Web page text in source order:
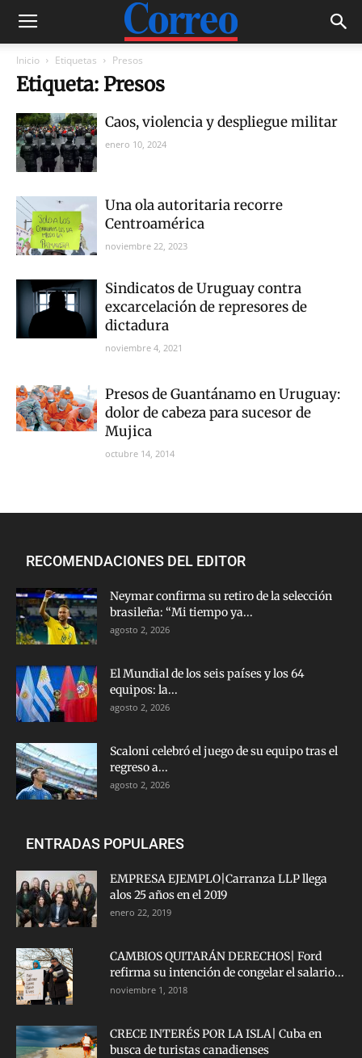
Inicio Etiquetas Presos
Etiqueta: Presos
Caos, violencia y despliegue militar
enero 10, 2024
Una ola autoritaria recorre
Centroamérica
noviembre 22, 2023
Sindicatos de Uruguay contra
excarcelación de represores de
dictadura
noviembre 4, 2021
Presos de Guantánamo en Uruguay:
dolor de cabeza para sucesor de
Mujica
octubre 14, 2014
RECOMENDACIONES DEL EDITOR
Neymar confirma su retiro de la selección
brasileña: “Mi tiempo ya...
agosto 2, 2026
El Mundial de los seis países y los 64
equipos: la...
agosto 2, 2026
Scaloni celebró el juego de su equipo tras el
regreso a...
agosto 2, 2026
ENTRADAS POPULARES
EMPRESA EJEMPLO|Carranza LLP llega
alos 25 años en el 2019
enero 22, 2019
CAMBIOS QUITARÁN DERECHOS| Ford
refirma su intención de congelar el salario...
noviembre 1, 2018
CRECE INTERÉS POR LA ISLA| Cuba en
busca de turistas canadienses